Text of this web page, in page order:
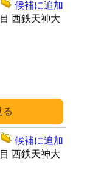
西鉄天神大
候補に追加
西鉄天神大
候補に追加